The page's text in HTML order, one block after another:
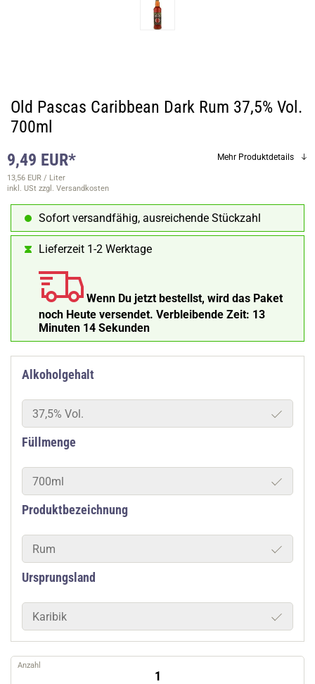
Old Pascas Caribbean Dark Rum 37,5% Vol.
700ml
9,49 EUR*
13,56 EUR / Liter
inkl. USt zzgl. Versandkosten
Mehr Produktdetails
Sofort versandfähig, ausreichende Stückzahl
Lieferzeit 1-2 Werktage
Wenn Du jetzt bestellst, wird das Paket
noch Heute versendet. Verbleibende Zeit: 13
Minuten 13 Sekunden
Alkoholgehalt
37,5% Vol.
Füllmenge
700ml
Produktbezeichnung
Rum
Ursprungsland
Karibik
Anzahl